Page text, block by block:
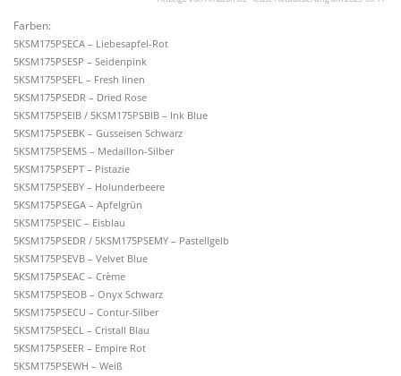
Farben:
5KSM175PSECA – Liebes­apfel-Rot
5KSM175PSESP – Seidenpink
5KSM175PSEFL – Fresh linen
5KSM175PSEDR – Dried Rose
5KSM175PSEIB / 5KSM175PSBIB – Ink Blue
5KSM175PSEBK – Gusseisen Schwarz
5KSM175PSEMS – Medaillon-Silber
5KSM175PSEPT – Pistazie
5KSM175PSEBY – Holun­der­beere
5KSM175PSEGA – Apfelgrün
5KSM175PSEIC – Eisblau
5KSM175PSEDR / 5KSM175PSEMY – Pastellgelb
5KSM175PSEVB – Velvet Blue
5KSM175PSEAC – Crème
5KSM175PSEOB – Onyx Schwarz
5KSM175PSECU – Contur-Silber
5KSM175PSECL – Cristall Blau
5KSM175PSEER – Empire Rot
5KSM175PSEWH – Weiß